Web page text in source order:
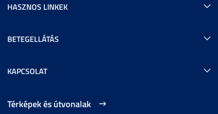
HASZNOS LINKEK
BETEGELLÁTÁS
KAPCSOLAT
Térképek és útvonalak